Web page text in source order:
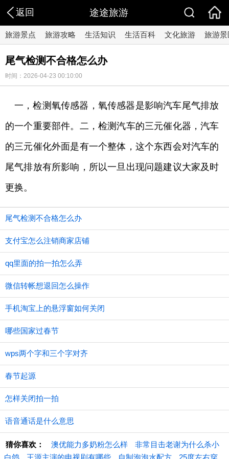
返回 途途旅游
旅游景点 旅游攻略 生活知识 生活百科 文化旅游 旅游景
尾气检测不合格怎么办
时间：2026-04-23 00:10:00
一，检测氧传感器，氧传感器是影响汽车尾气排放
的一个重要部件。二，检测汽车的三元催化器，汽车
的三元催化外面是有一个整体，这个东西会对汽车的
尾气排放有所影响，所以一旦出现问题建议大家及时
更换。
尾气检测不合格怎么办
支付宝怎么注销商家店铺
qq里面的拍一拍怎么弄
微信转帐想退回怎么操作
手机淘宝上的悬浮窗如何关闭
哪些国家过春节
wps两个字和三个字对齐
春节起源
怎样关闭拍一拍
语音通话是什么意思
猜你喜欢： 澳优能力多奶粉怎么样
非常目击老谢为什么杀小
白鸽
王源主演的电视剧有哪些 自制泡泡水配方 25度左右穿